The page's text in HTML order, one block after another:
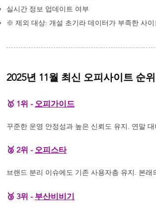
실시간 정보 업데이트 여부
※ 제외 대상: 개설 초기라 데이터가 부족한 사
2025년 11월 최신 오피사이트 순
🥇 1위 - 오피가이드
꾸준한 운영 안정성과 높은 신뢰도 유지. 연말
🥈 2위 - 오피스타
브랜드 분리 이슈에도 기존 사용자층 유지. 본래
🥉 3위 - 부산비비기